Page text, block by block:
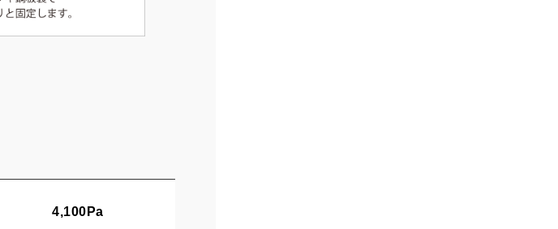
4,100Pa